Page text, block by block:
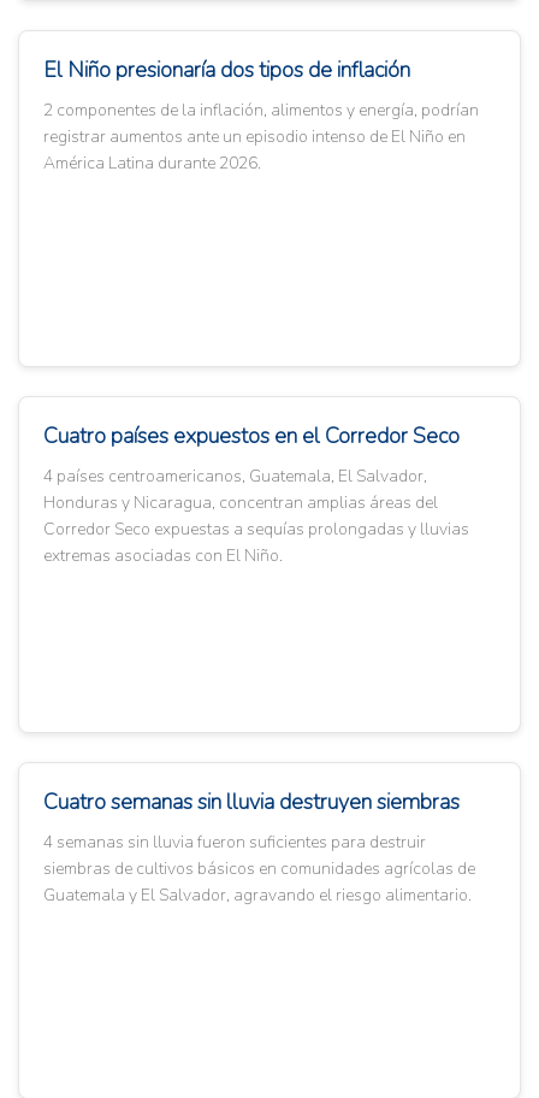
El Niño presionaría dos tipos de inflación
2 componentes de la inflación, alimentos y energía, podrían
registrar aumentos ante un episodio intenso de El Niño en
América Latina durante 2026.
Cuatro países expuestos en el Corredor Seco
4 países centroamericanos, Guatemala, El Salvador,
Honduras y Nicaragua, concentran amplias áreas del
Corredor Seco expuestas a sequías prolongadas y lluvias
extremas asociadas con El Niño.
Cuatro semanas sin lluvia destruyen siembras
4 semanas sin lluvia fueron suficientes para destruir
siembras de cultivos básicos en comunidades agrícolas de
Guatemala y El Salvador, agravando el riesgo alimentario.